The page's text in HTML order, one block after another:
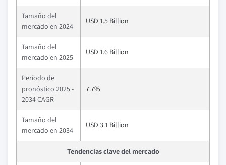
Tamaño del
mercado en 2024
USD 1.5 Billion
Tamaño del
mercado en 2025
USD 1.6 Billion
Período de
pronóstico 2025 -
2034 CAGR
7.7%
Tamaño del
mercado en 2034
USD 3.1 Billion
Tendencias clave del mercado